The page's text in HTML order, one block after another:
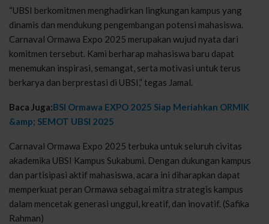
“UBSI berkomitmen menghadirkan lingkungan kampus yang
dinamis dan mendukung pengembangan potensi mahasiswa.
Carnaval Ormawa Expo 2025 merupakan wujud nyata dari
komitmen tersebut. Kami berharap mahasiswa baru dapat
menemukan inspirasi, semangat, serta motivasi untuk terus
berkarya dan berprestasi di UBSI,” tegas Jamal.
Baca Juga:BSI Ormawa EXPO 2025 Siap Meriahkan ORMIK
&amp; SEMOT UBSI 2025
Carnaval Ormawa Expo 2025 terbuka untuk seluruh civitas
akademika UBSI Kampus Sukabumi. Dengan dukungan kampus
dan partisipasi aktif mahasiswa, acara ini diharapkan dapat
memperkuat peran Ormawa sebagai mitra strategis kampus
dalam mencetak generasi unggul, kreatif, dan inovatif. (Safika
Rahman)